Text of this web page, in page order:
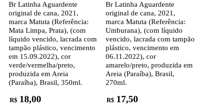
Br Latinha Aguardente
original de cana, 2021,
marca Matuta (Referência:
Mata Limpa, Prata), (com
líquido vencido, lacrada com
tampão plástico, vencimento
em 15.09.2022), cor
verde/vermelha/preto,
produzida em Areia
(Paraíba), Brasil, 350ml.
R$ 18,00
Br Latinha Aguardente
original de cana, 2021,
marca Matuta (Referência:
Umburana), (com líquido
vencido, lacrada com tampão
plástico, vencimento em
06.11.2022), cor
amarelo/preto, produzida em
Areia (Paraíba), Brasil,
270ml.
R$ 17,50